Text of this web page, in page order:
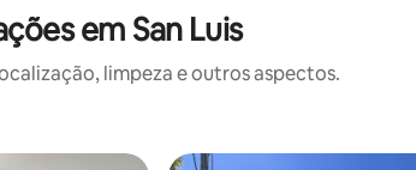
em San Luis
limpeza e outros aspectos.